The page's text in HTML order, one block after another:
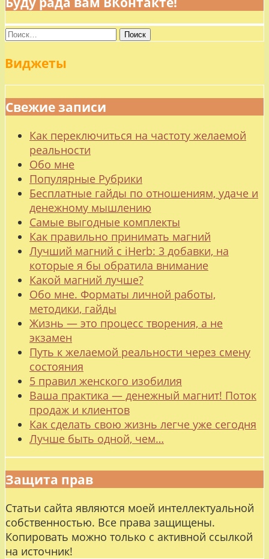
Найти:
Виджеты
Свежие записи
Как переключиться на частоту желаемой
реальности
Обо мне
Популярные Рубрики
Бесплатные гайды по отношениям, удаче и
денежному мышлению
Самые выгодные комплекты
Как правильно принимать магний
Лучший магний с iHerb: 3 добавки, на
которые я бы обратила внимание
Какой магний лучше?
Обо мне. Форматы личной работы,
методики, гайды
Жизнь — это процесс творения, а не
экзамен
Путь к желаемой реальности через смену
состояния
5 правил женского изобилия
Ваша практика — денежный магнит! Поток
продаж и клиентов
Как сделать свою жизнь легче уже сегодня
Лучше быть одной, чем…
Защита прав
Статьи сайта являются моей интеллектуальной
собственностью. Все права защищены.
Копировать можно только с активной ссылкой
на источник!